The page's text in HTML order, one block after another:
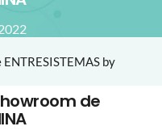
by
de